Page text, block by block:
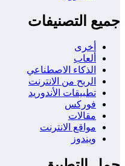
جميع التصنيفات
أخرى
ألعاب
الذكاء الاصطناعي
الربح من الانترنت
تطبيقات الأندوريد
فوركس
مقالات
مواقع الانترنت
ويندوز